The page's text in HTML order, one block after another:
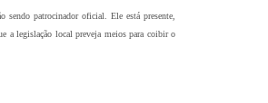
patrocinador oficial. Ele está presente,
a legislação local preveja meios para coibir o